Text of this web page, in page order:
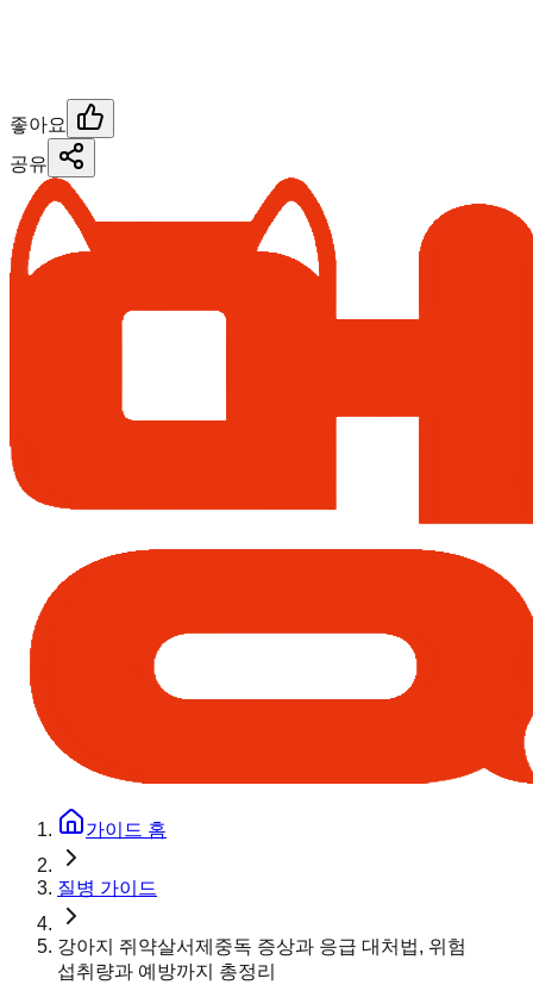
좋아요
공유
가이드 홈
질병 가이드
강아지 쥐약살서제중독 증상과 응급 대처법, 위험
섭취량과 예방까지 총정리